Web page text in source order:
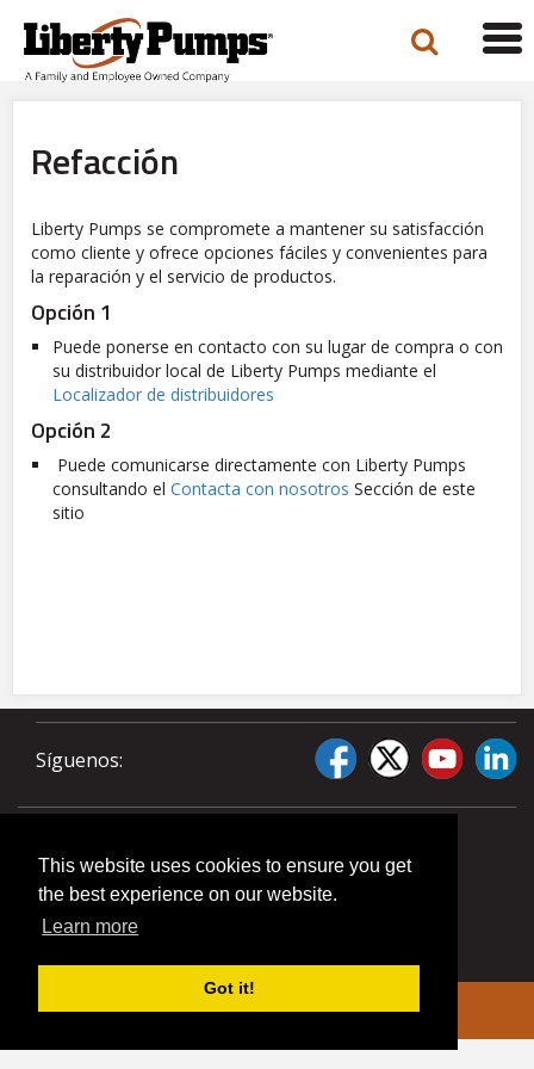
This website uses cookies to ensure you get
the best experience on our website.
Learn more
Got it!
Refacción
Liberty Pumps se compromete a mantener su satisfacción
como cliente y ofrece opciones fáciles y convenientes para
la reparación y el servicio de productos.
Opción 1
Puede ponerse en contacto con su lugar de compra o con
su distribuidor local de Liberty Pumps mediante el
Localizador de distribuidores
Opción 2
Puede comunicarse directamente con Liberty Pumps
consultando el Contacta con nosotros Sección de este
sitio
Síguenos:
© 2026 Liberty Pumps. All rights reserved.